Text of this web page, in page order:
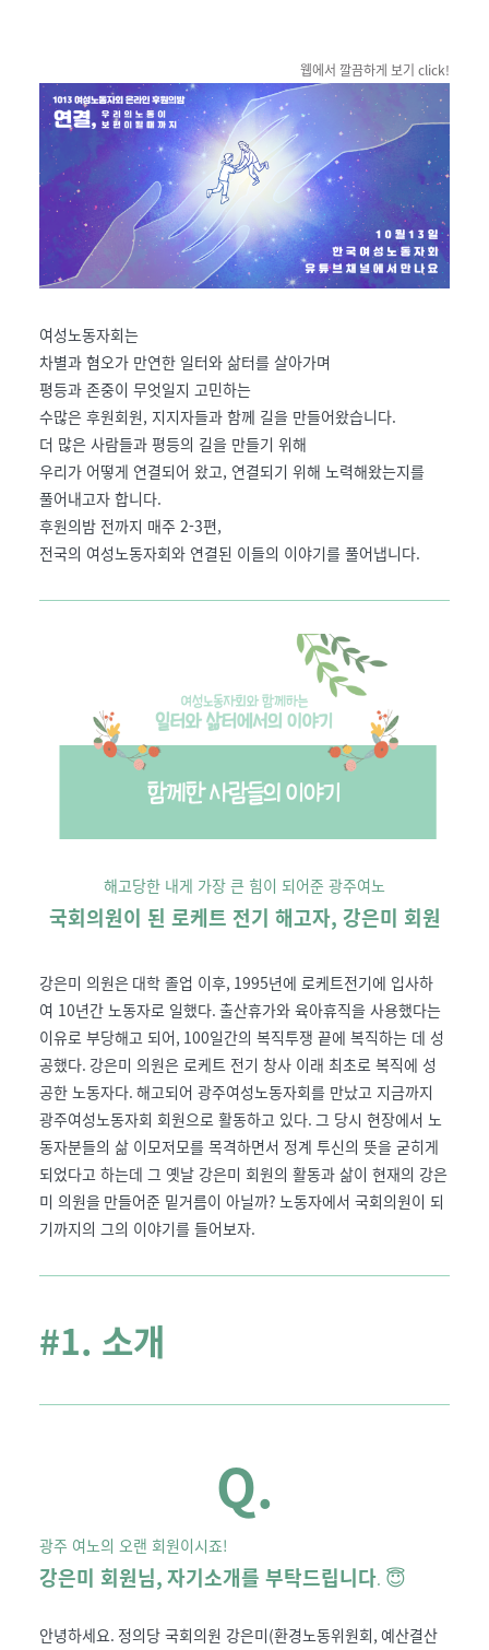
웹에서 깔끔하게 보기 click!
여성노동자회는
차별과 혐오가 만연한 일터와 삶터를 살아가며
평등과 존중이 무엇일지 고민하는
수많은 후원회원, 지지자들과 함께 길을 만들어왔습니다.
더 많은 사람들과 평등의 길을 만들기 위해
우리가 어떻게 연결되어 왔고, 연결되기 위해 노력해왔는지를
풀어내고자 합니다.
후원의밤 전까지 매주 2-3편,
전국의 여성노동자회와 연결된 이들의 이야기를 풀어냅니다.
해고당한 내게 가장 큰 힘이 되어준 광주여노
국회의원이 된 로케트 전기 해고자, 강은미 회원
강은미 의원은 대학 졸업 이후, 1995년에 로케트전기에 입사하
여 10년간 노동자로 일했다. 출산휴가와 육아휴직을 사용했다는
이유로 부당해고 되어, 100일간의 복직투쟁 끝에 복직하는 데 성
공했다. 강은미 의원은 로케트 전기 창사 이래 최초로 복직에 성
공한 노동자다. 해고되어 광주여성노동자회를 만났고 지금까지
광주여성노동자회 회원으로 활동하고 있다. 그 당시 현장에서 노
동자분들의 삶 이모저모를 목격하면서 정계 투신의 뜻을 굳히게
되었다고 하는데 그 옛날 강은미 회원의 활동과 삶이 현재의 강은
미 의원을 만들어준 밑거름이 아닐까? 노동자에서 국회의원이 되
기까지의 그의 이야기를 들어보자.
#1. 소개
Q.
광주 여노의 오랜 회원이시죠!
강은미 회원님,자기소개를 부탁드립니다. 😇
안녕하세요. 정의당 국회의원 강은미(환경노동위원회, 예산결산